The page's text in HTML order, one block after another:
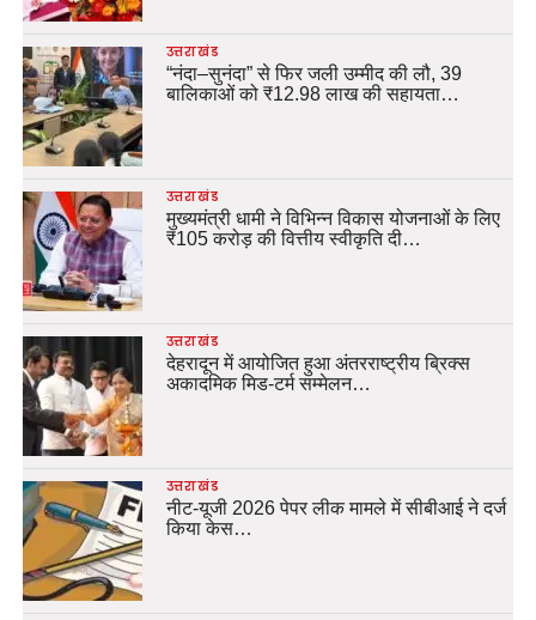
उत्तराखंड
“नंदा–सुनंदा” से फिर जली उम्मीद की लौ, 39
बालिकाओं को ₹12.98 लाख की सहायता…
उत्तराखंड
मुख्यमंत्री धामी ने विभिन्न विकास योजनाओं के लिए
₹105 करोड़ की वित्तीय स्वीकृति दी…
उत्तराखंड
देहरादून में आयोजित हुआ अंतरराष्ट्रीय ब्रिक्स
अकादमिक मिड-टर्म सम्मेलन…
उत्तराखंड
नीट-यूजी 2026 पेपर लीक मामले में सीबीआई ने दर्ज
किया केस…